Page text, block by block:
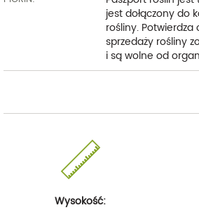
jest dołączony do
rośliny.
sprzedaży rośliny
i są wolne od
Wysokość: